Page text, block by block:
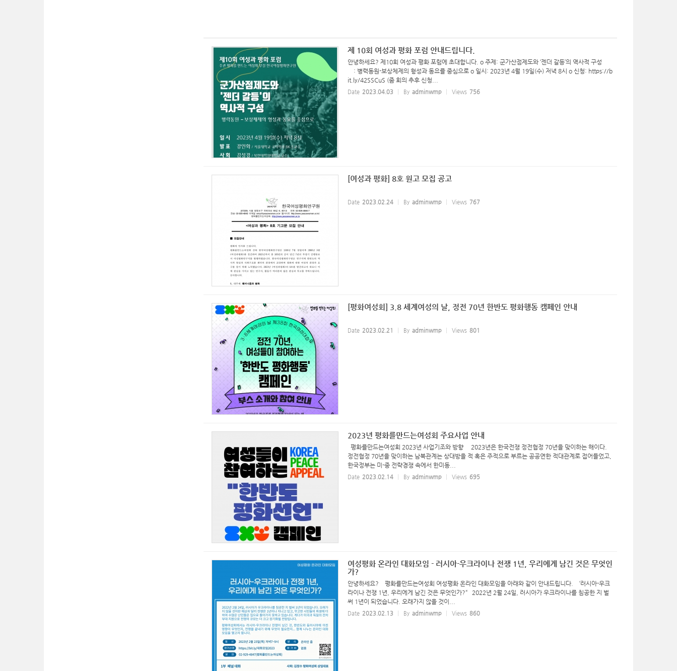
제 10회 여성과 평화 포럼 안내드립니다.
안녕하세요? 제10회 여성과 평화 포럼에 초대합니다. o 주제: 군가산점제도와 ‘젠더 갈등’의 역사적 구성
: 병력동원-보상체제의 형성과 동요를 중심으로 o 일시: 2023년 4월 19일(수) 저녁 8시 o 신청: https://b
it.ly/42SSCuS (줌 회의 추후 신청...
Date 2023.04.03 By adminwmp Views 756
[여성과 평화] 8호 원고 모집 공고
Date 2023.02.24 By adminwmp Views 767
[평화여성회] 3.8 세계여성의 날, 정전 70년 한반도 평화행동 캠페인 안내
Date 2023.02.21 By adminwmp Views 801
2023년 평화를만드는여성회 주요사업 안내
평화를만드는여성회 2023년 사업기조와 방향 2023년은 한국전쟁 정전협정 70년을 맞이하는 해이다.
정전협정 70년을 맞이하는 남북관계는 상대방을 적 혹은 주적으로 부르는 공공연한 적대관계로 접어들었고,
한국정부는 미-중 전략경쟁 속에서 한미동...
Date 2023.02.14 By adminwmp Views 695
여성평화 온라인 대화모임 - 러시아-우크라이나 전쟁 1년, 우리에게 남긴 것은 무엇인
가?
안녕하세요? 평화를만드는여성회 여성평화 온라인 대화모임을 아래와 같이 안내드립니다. ‘러시아-우크
라이나 전쟁 1년, 우리에게 남긴 것은 무엇인가?“ 2022년 2월 24일, 러시아가 우크라이나를 침공한 지 벌
써 1년이 되었습니다. 오래가지 않을 것이...
Date 2023.02.13 By adminwmp Views 860